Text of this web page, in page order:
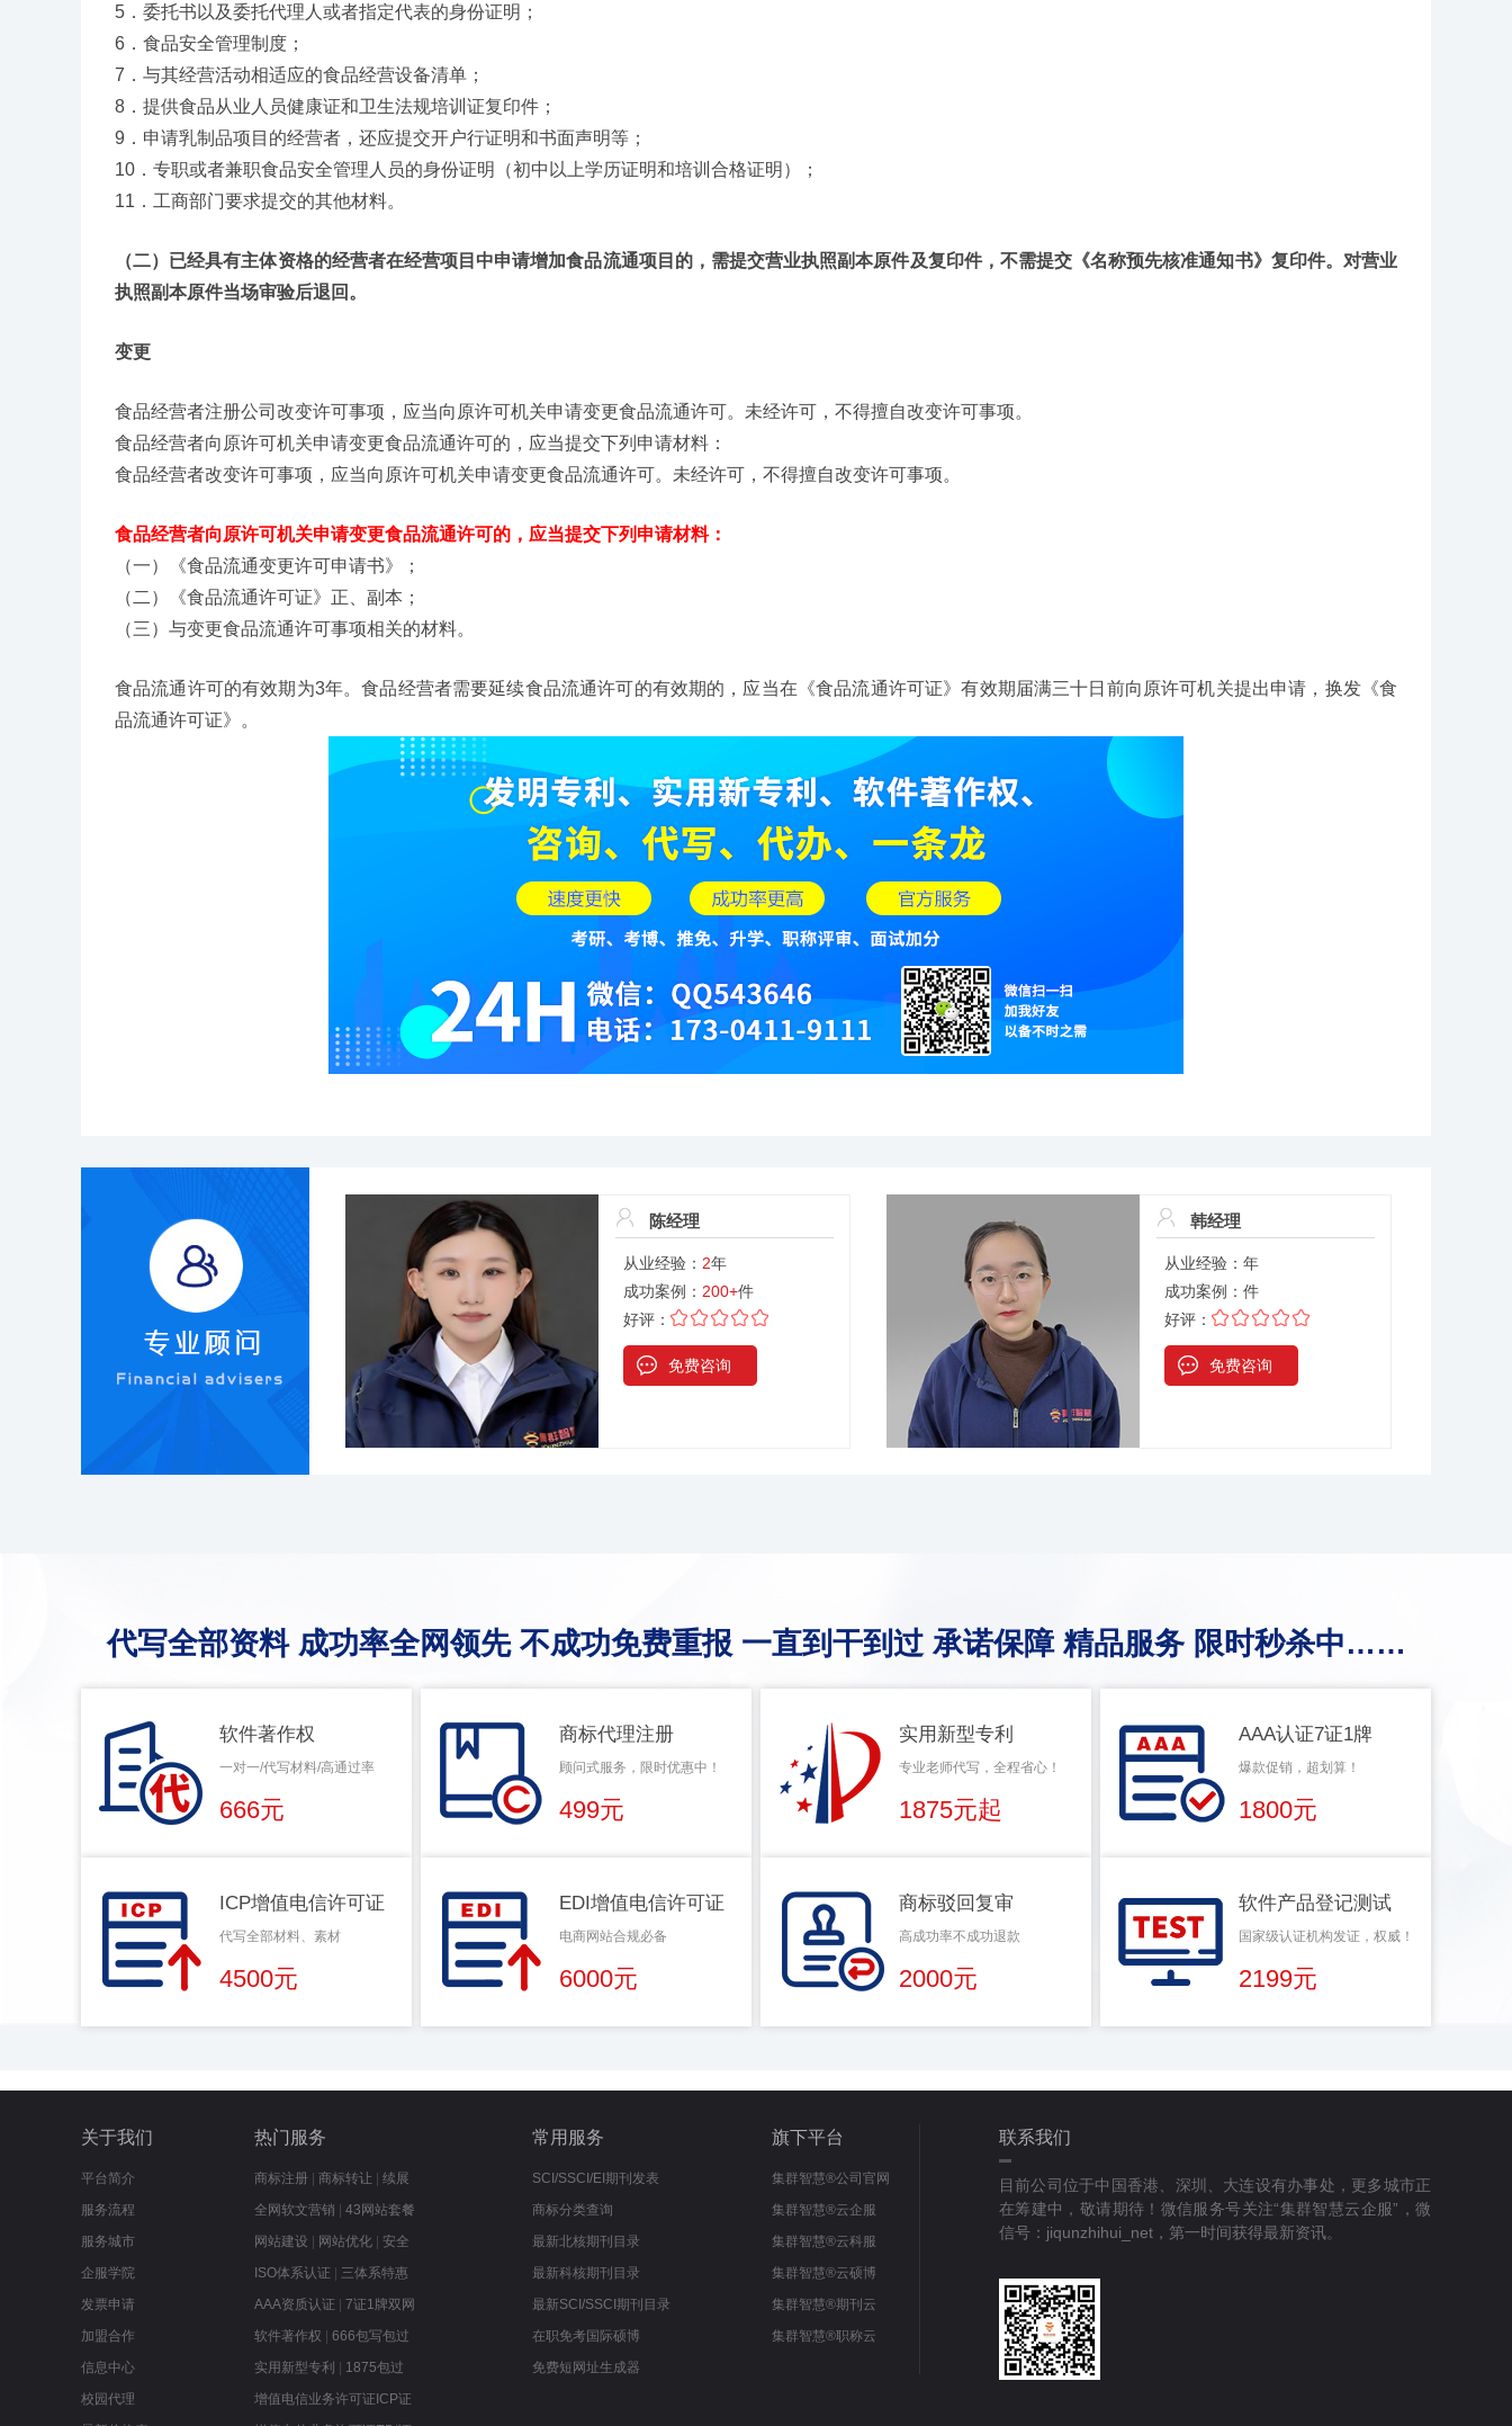
5．委托书以及委托代理人或者指定代表的身份证明；
6．食品安全管理制度；
7．与其经营活动相适应的食品经营设备清单；
8．提供食品从业人员健康证和卫生法规培训证复印件；
9．申请乳制品项目的经营者，还应提交开户行证明和书面声明等；
10．专职或者兼职食品安全管理人员的身份证明（初中以上学历证明和培训合格证明）；
11．工商部门要求提交的其他材料。
（二）已经具有主体资格的经营者在经营项目中申请增加食品流通项目的，需提交营业执照副本原件及复印件，不需提交《名称预先核准通知书》复印件。对营业
执照副本原件当场审验后退回。
变更
食品经营者注册公司改变许可事项，应当向原许可机关申请变更食品流通许可。未经许可，不得擅自改变许可事项。
食品经营者向原许可机关申请变更食品流通许可的，应当提交下列申请材料：
食品经营者改变许可事项，应当向原许可机关申请变更食品流通许可。未经许可，不得擅自改变许可事项。
食品经营者向原许可机关申请变更食品流通许可的，应当提交下列申请材料：
（一）《食品流通变更许可申请书》；
（二）《食品流通许可证》正、副本；
（三）与变更食品流通许可事项相关的材料。
食品流通许可的有效期为3年。食品经营者需要延续食品流通许可的有效期的，应当在《食品流通许可证》有效期届满三十日前向原许可机关提出申请，换发《食
品流通许可证》。
陈经理
从业经验： 2年
成功案例： 200+件
好评：
免费咨询
韩经理
从业经验： 年
成功案例： 件
好评：
免费咨询
代写全部资料 成功率全网领先 不成功免费重报 一直到干到过 承诺保障 精品服务 限时秒杀中……
软件著作权
一对一/代写材料/高通过率
666元
商标代理注册
顾问式服务，限时优惠中！
499元
实用新型专利
专业老师代写，全程省心！
1875元起
AAA认证7证1牌
爆款促销，超划算！
1800元
ICP增值电信许可证
代写全部材料、素材
4500元
EDI增值电信许可证
电商网站合规必备
6000元
商标驳回复审
高成功率不成功退款
2000元
软件产品登记测试
国家级认证机构发证，权威！
2199元
关于我们
平台简介
服务流程
服务城市
企服学院
发票申请
加盟合作
信息中心
校园代理
热门服务
商标注册 商标转让
续展
全网软文营销
43网站套餐
网站建设
网站优化
安全
ISO体系认证
三体系特惠
AAA资质认证
7证1牌双网
软件著作权
666包写包过
实用新型专利
1875包过
增值电信业务许可证ICP证
常用服务
SCI/SSCI/EI期刊发表
商标分类查询
最新北核期刊目录
最新科核期刊目录
最新SCI/SSCI期刊目录
在职免考国际硕博
免费短网址生成器
旗下平台
集群智慧®公司官网
集群智慧®云企服
集群智慧®云科服
集群智慧®云硕博
集群智慧®期刊云
集群智慧®职称云
联系我们
目前公司位于中国香港、深圳、大连设有办事处，更多城市正
在筹建中，敬请期待！微信服务号关注“集群智慧云企服”，微
信号：jiqunzhihui_net，第一时间获得最新资讯。